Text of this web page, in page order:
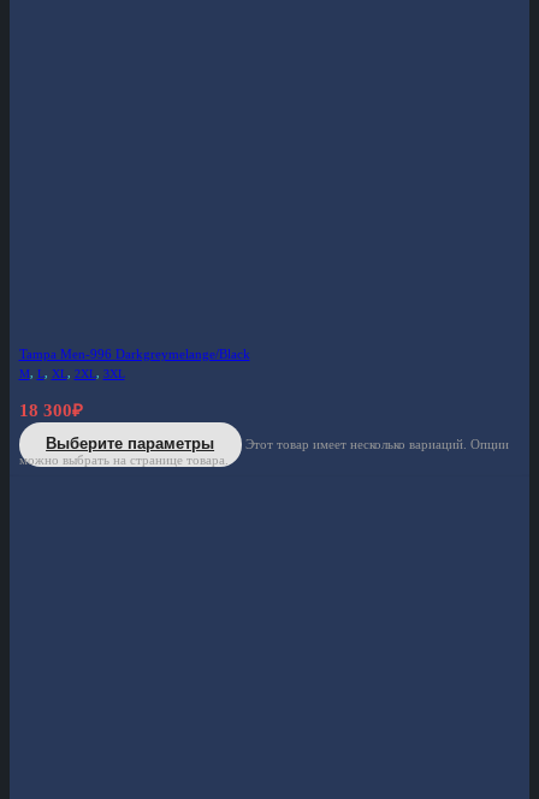
Tampa Men-996 Darkgreymelange/Black
M, L, XL, 2XL, 3XL
18 300₽
Выберите параметры
Этот товар имеет несколько вариаций. Опции
можно выбрать на странице товара.